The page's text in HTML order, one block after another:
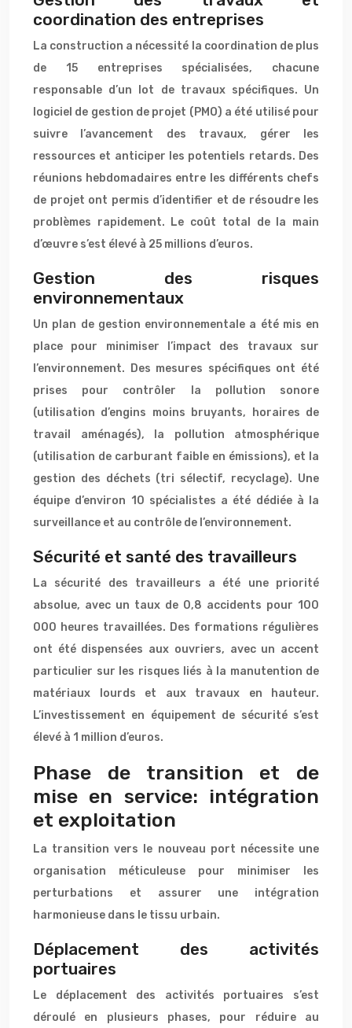
coordination des entreprises
La construction a nécessité la coordination de plus
de 15 entreprises spécialisées, chacune
responsable d’un lot de travaux spécifiques. Un
logiciel de gestion de projet (PMO) a été utilisé pour
suivre l’avancement des travaux, gérer les
ressources et anticiper les potentiels retards. Des
réunions hebdomadaires entre les différents chefs
de projet ont permis d’identifier et de résoudre les
problèmes rapidement. Le coût total de la main
d’œuvre s’est élevé à 25 millions d’euros.
Gestion des risques
environnementaux
Un plan de gestion environnementale a été mis en
place pour minimiser l’impact des travaux sur
l’environnement. Des mesures spécifiques ont été
prises pour contrôler la pollution sonore
(utilisation d’engins moins bruyants, horaires de
travail aménagés), la pollution atmosphérique
(utilisation de carburant faible en émissions), et la
gestion des déchets (tri sélectif, recyclage). Une
équipe d’environ 10 spécialistes a été dédiée à la
surveillance et au contrôle de l’environnement.
Sécurité et santé des travailleurs
La sécurité des travailleurs a été une priorité
absolue, avec un taux de 0,8 accidents pour 100
000 heures travaillées. Des formations régulières
ont été dispensées aux ouvriers, avec un accent
particulier sur les risques liés à la manutention de
matériaux lourds et aux travaux en hauteur.
L’investissement en équipement de sécurité s’est
élevé à 1 million d’euros.
Phase de transition et de
mise en service: intégration
et exploitation
La transition vers le nouveau port nécessite une
organisation méticuleuse pour minimiser les
perturbations et assurer une intégration
harmonieuse dans le tissu urbain.
Déplacement des activités
portuaires
Le déplacement des activités portuaires s’est
déroulé en plusieurs phases, pour réduire au